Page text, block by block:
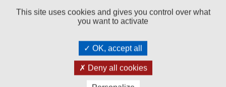
BAD ISCHLER SALZZART 200G
This site uses cookies and gives you control over what
you want to activate
OK, accept all
Deny all cookies